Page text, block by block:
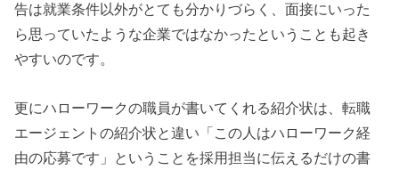
告は就業条件以外がとても分かりづらく、面接にいった
ら思っていたような企業ではなかったということも起き
やすいのです。
更にハローワークの職員が書いてくれる紹介状は、転職
エージェントの紹介状と違い「この人はハローワーク経
由の応募です」ということを採用担当に伝えるだけの書